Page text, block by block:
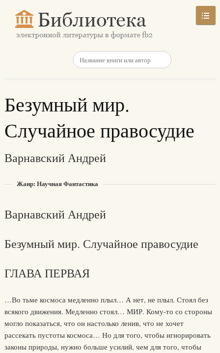
Безумный мир.
Случайное правосудие
Варнавский Андрей
Жанр: Научная Фантастика
Варнавский Андрей
Безумный мир. Случайное правосудие
ГЛАВА ПЕРВАЯ
…Во тьме космоса медленно плыл… А нет, не плыл. Стоял без
всякого движения. Медленно стоял… МИР. Кому-то со стороны
могло показаться, что он настолько ленив, что не хочет
рассекать пустоты космоса… Но для того, чтобы игнорировать
законы природы, нужно больше усилий, чем для того, чтобы